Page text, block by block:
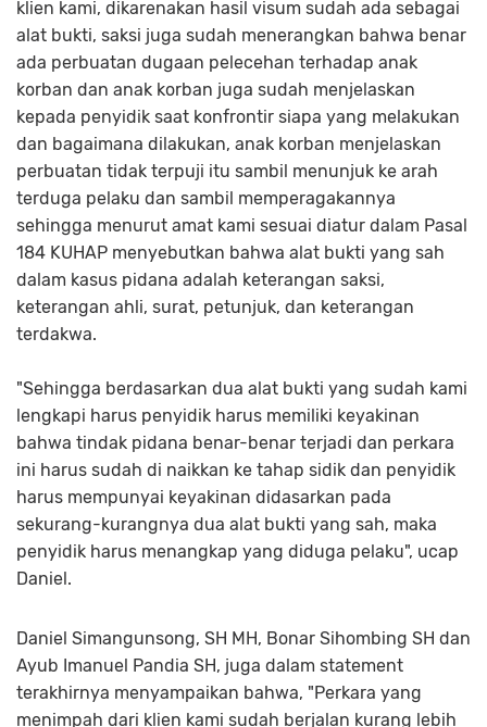
klien kami, dikarenakan hasil visum sudah ada sebagai
alat bukti, saksi juga sudah menerangkan bahwa benar
ada perbuatan dugaan pelecehan terhadap anak
korban dan anak korban juga sudah menjelaskan
kepada penyidik saat konfrontir siapa yang melakukan
dan bagaimana dilakukan, anak korban menjelaskan
perbuatan tidak terpuji itu sambil menunjuk ke arah
terduga pelaku dan sambil memperagakannya
sehingga menurut amat kami sesuai diatur dalam Pasal
184 KUHAP menyebutkan bahwa alat bukti yang sah
dalam kasus pidana adalah keterangan saksi,
keterangan ahli, surat, petunjuk, dan keterangan
terdakwa.
"Sehingga berdasarkan dua alat bukti yang sudah kami
lengkapi harus penyidik harus memiliki keyakinan
bahwa tindak pidana benar-benar terjadi dan perkara
ini harus sudah di naikkan ke tahap sidik dan penyidik
harus mempunyai keyakinan didasarkan pada
sekurang-kurangnya dua alat bukti yang sah, maka
penyidik harus menangkap yang diduga pelaku", ucap
Daniel.
Daniel Simangunsong, SH MH, Bonar Sihombing SH dan
Ayub Imanuel Pandia SH, juga dalam statement
terakhirnya menyampaikan bahwa, "Perkara yang
menimpah dari klien kami sudah berjalan kurang lebih